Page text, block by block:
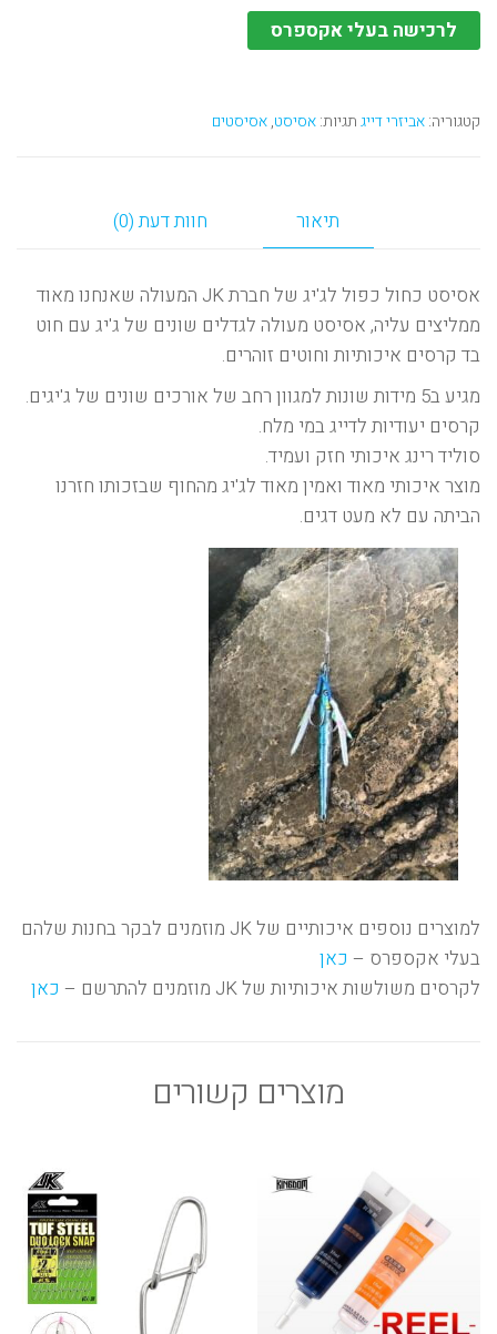
לרכישה בעלי אקספרס
קטגוריה:אביזרי דייגתגיות:אסיסט,אסיסטים
תיאור חוות דעת (0)
אסיסט כחול כפול לג'יג של חברת JK המעולה שאנחנו מאוד
ממליצים עליה, אסיסט מעולה לגדלים שונים של ג'יג עם חוט
בד קרסים איכותיות וחוטים זוהרים.
מגיע ב5 מידות שונות למגוון רחב של אורכים שונים של ג'יגים.
קרסים יעודיות לדייג במי מלח.
סוליד רינג איכותי חזק ועמיד.
מוצר איכותי מאוד ואמין מאוד לג'יג מהחוף שבזכותו חזרנו
הביתה עם לא מעט דגים.
למוצרים נוספים איכותיים של JK מוזמנים לבקר בחנות שלהם
בעלי אקספרס – כאן
לקרסים משולשות איכותיות של JK מוזמנים להתרשם –
כאן
מוצרים קשורים